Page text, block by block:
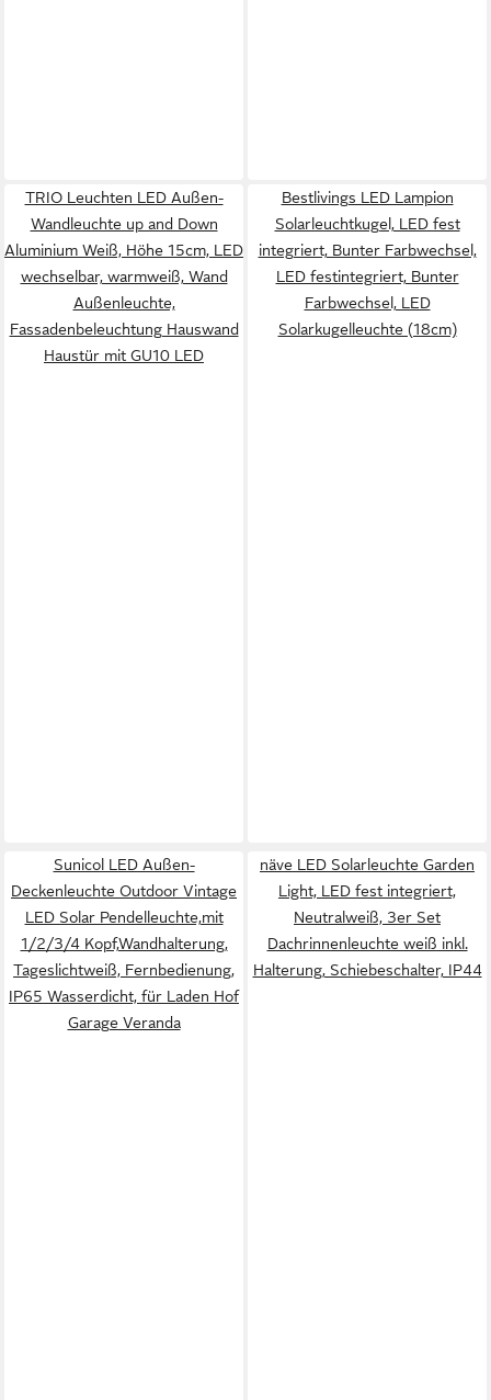
TRIO Leuchten LED Außen-
Wandleuchte up and Down
Aluminium Weiß, Höhe 15cm, LED
wechselbar, warmweiß, Wand
Außenleuchte,
Fassadenbeleuchtung Hauswand
Haustür mit GU10 LED
Bestlivings LED Lampion
Solarleuchtkugel, LED fest
integriert, Bunter Farbwechsel,
LED festintegriert, Bunter
Farbwechsel, LED
Solarkugelleuchte (18cm)
Sunicol LED Außen-
Deckenleuchte Outdoor Vintage
LED Solar Pendelleuchte,mit
1/2/3/4 Kopf,Wandhalterung,
Tageslichtweiß, Fernbedienung,
IP65 Wasserdicht, für Laden Hof
Garage Veranda
näve LED Solarleuchte Garden
Light, LED fest integriert,
Neutralweiß, 3er Set
Dachrinnenleuchte weiß inkl.
Halterung, Schiebeschalter, IP44